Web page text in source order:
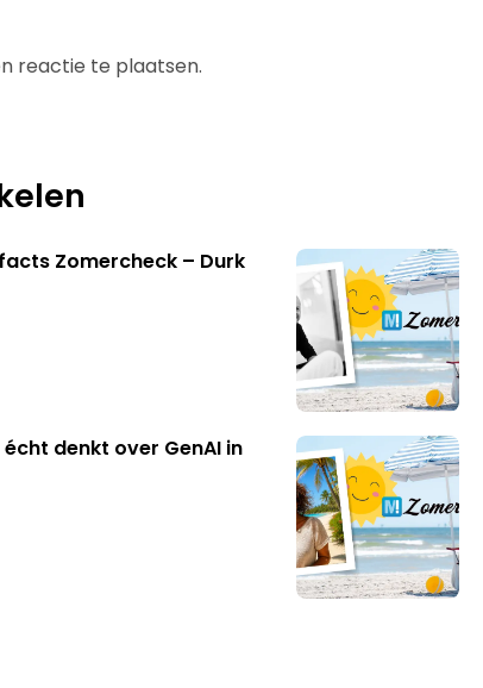
reactie te plaatsen.
Zomercheck – Durk
écht denkt over GenAI in